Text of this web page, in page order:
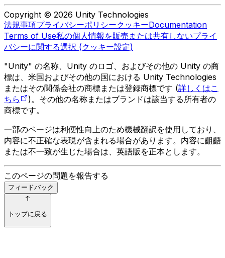
Copyright © 2026 Unity Technologies
法規事項プライバシーポリシークッキーDocumentation
Terms of Use私の個人情報を販売または共有しないプライ
バシーに関する選択 (クッキー設定)
"Unity" の名称、Unity のロゴ、およびその他の Unity の商
標は、米国およびその他の国における Unity Technologies
またはその関係会社の商標または登録商標です (詳しくはこ
ちら
)。その他の名称またはブランドは該当する所有者の
商標です。
一部のページは利便性向上のため機械翻訳を使用しており、
内容に不正確な表現が含まれる場合があります。内容に齟齬
または不一致が生じた場合は、英語版を正本とします。
このページの問題を報告する
フィードバック
トップに戻る